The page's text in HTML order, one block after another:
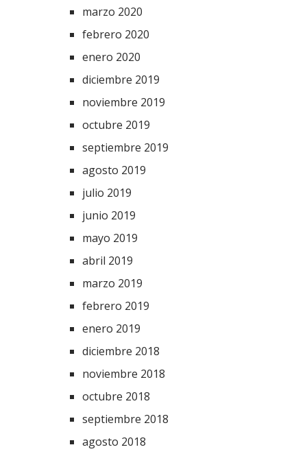
marzo 2020
febrero 2020
enero 2020
diciembre 2019
noviembre 2019
octubre 2019
septiembre 2019
agosto 2019
julio 2019
junio 2019
mayo 2019
abril 2019
marzo 2019
febrero 2019
enero 2019
diciembre 2018
noviembre 2018
octubre 2018
septiembre 2018
agosto 2018